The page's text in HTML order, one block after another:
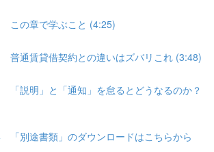
この章で学ぶこと (4:25)
普通賃貸借契約との違いはズバリこれ (3:48)
「説明」と「通知」を怠るとどうなるのか？
「別途書類」のダウンロードはこちらから